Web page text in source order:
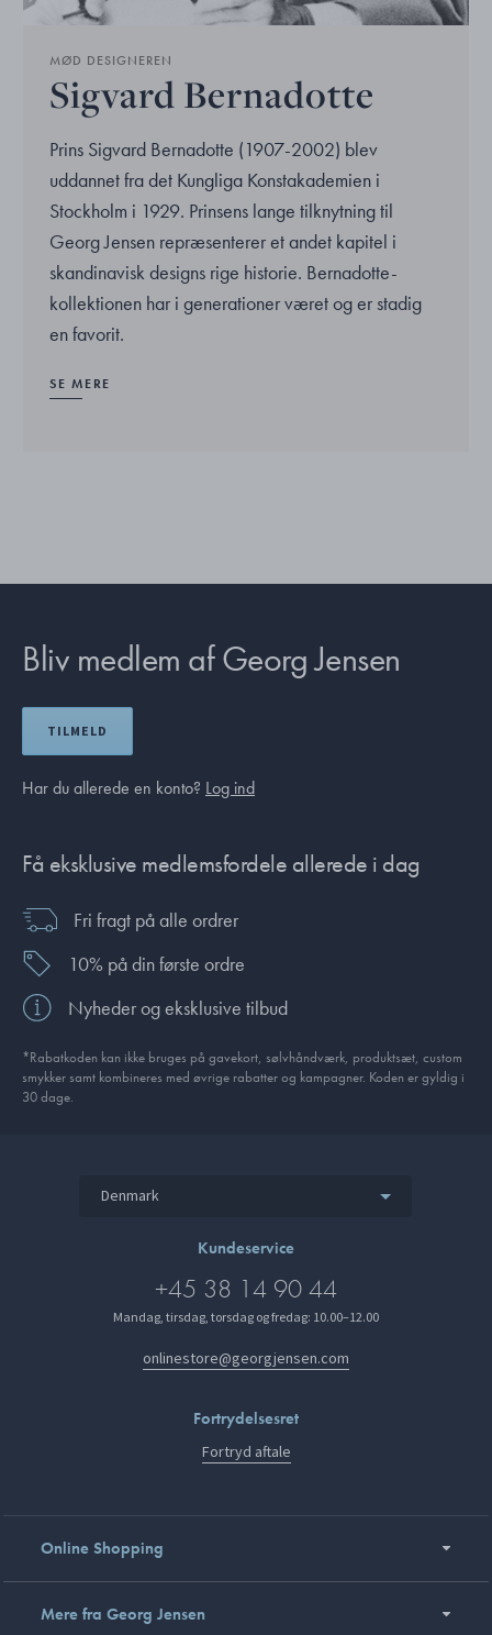
MØD DESIGNEREN
Sigvard Bernadotte
Prins Sigvard Bernadotte (1907-2002) blev
uddannet fra det Kungliga Konstakademien i
Stockholm i 1929. Prinsens lange tilknytning til
Georg Jensen repræsenterer et andet kapitel i
skandinavisk designs rige historie. Bernadotte-
kollektionen har i generationer været og er stadig
en favorit.
SE MERE
Bliv medlem af Georg Jensen
TILMELD
Har du allerede en konto? Log ind
Få eksklusive medlemsfordele allerede i dag
Fri fragt på alle ordrer
10% på din første ordre
Nyheder og eksklusive tilbud
*Rabatkoden kan ikke bruges på gavekort, sølvhåndværk, produktsæt, custom
smykker samt kombineres med øvrige rabatter og kampagner. Koden er gyldig i
30 dage.
Denmark
Kundeservice
+45 38 14 90 44
Mandag, tirsdag, torsdag og fredag: 10.00–12.00
onlinestore@georgjensen.com
Fortrydelsesret
Fortryd aftale
Online Shopping
Mere fra Georg Jensen